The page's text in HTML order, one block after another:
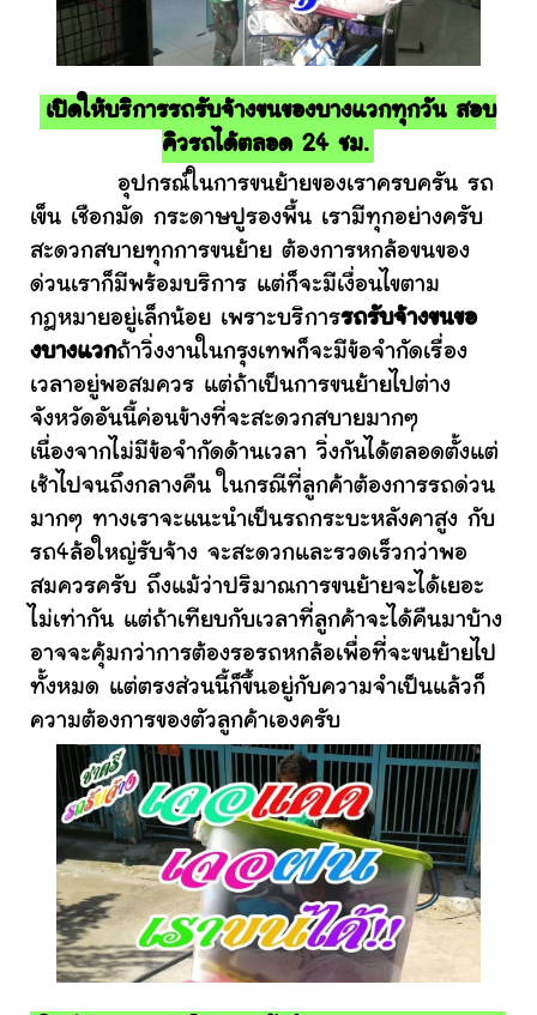
เปิดให้บริการรถรับจ้างขนของบางแวกทุกวัน สอบ
คิวรถได้ตลอด 24 ชม.
อุปกรณ์ในการขนย้ายของเราครบครัน รถ
เข็น เชือกมัด กระดาษปูรองพื้น เรามีทุกอย่างครับ
สะดวกสบายทุกการขนย้าย ต้องการหกล้อขนของ
ด่วนเราก็มีพร้อมบริการ แต่ก็จะมีเงื่อนไขตาม
กฎหมายอยู่เล็กน้อย เพราะบริการรถรับจ้างขนขอ
งบางแวกถ้าวิ่งงานในกรุงเทพก็จะมีข้อจำกัดเรื่อง
เวลาอยู่พอสมควร แต่ถ้าเป็นการขนย้ายไปต่าง
จังหวัดอันนี้ค่อนข้างที่จะสะดวกสบายมากๆ
เนื่องจากไม่มีข้อจำกัดด้านเวลา วิ่งกันได้ตลอดตั้งแต่
เช้าไปจนถึงกลางคืน ในกรณีที่ลูกค้าต้องการรถด่วน
มากๆ ทางเราจะแนะนำเป็นรถกระบะหลังคาสูง กับ
รถ4ล้อใหญ่รับจ้าง จะสะดวกและรวดเร็วกว่าพอ
สมควรครับ ถึงแม้ว่าปริมาณการขนย้ายจะได้เยอะ
ไม่เท่ากัน แต่ถ้าเทียบกับเวลาที่ลูกค้าจะได้คืนมาบ้าง
อาจจะคุ้มกว่าการต้องรอรถหกล้อเพื่อที่จะขนย้ายไป
ทั้งหมด แต่ตรงส่วนนี้ก็ขึ้นอยู่กับความจำเป็นแล้วก็
ความต้องการของตัวลูกค้าเองครับ